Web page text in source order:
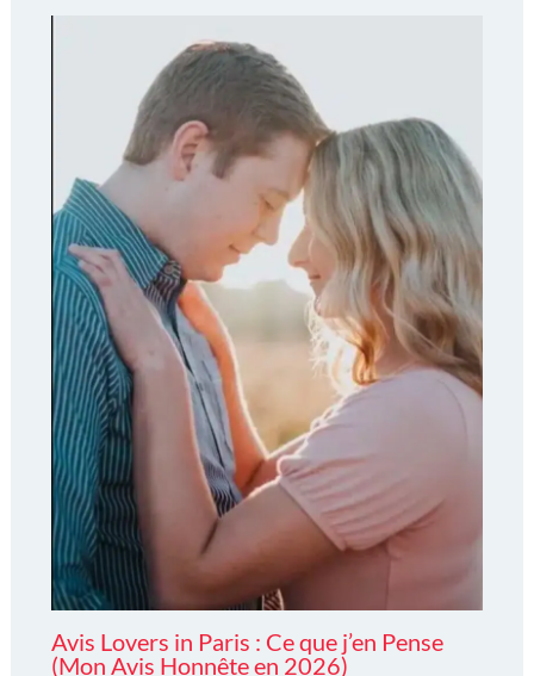
Avis Lovers in Paris : Ce que j’en Pense
(Mon Avis Honnête en 2026)